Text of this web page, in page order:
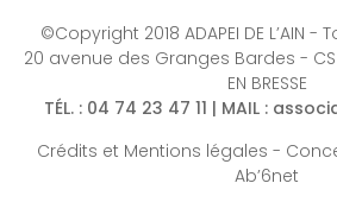
©Copyright 2018 ADAPEI DE L’AIN
20 avenue des Granges Bardes - CS
EN BRESSE
TÉL. : 04 74 23 47 11 | MAIL :
Crédits et Mentions légales -
Ab’6net